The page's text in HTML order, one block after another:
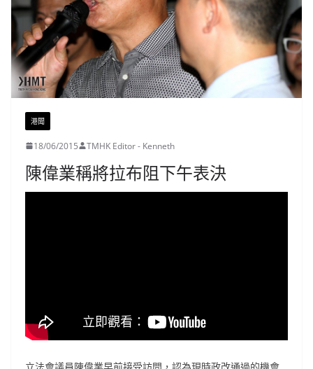
港聞
18/06/2015 TMHK Editor - Kenneth
陳偉業稱將拉布阻下午表決